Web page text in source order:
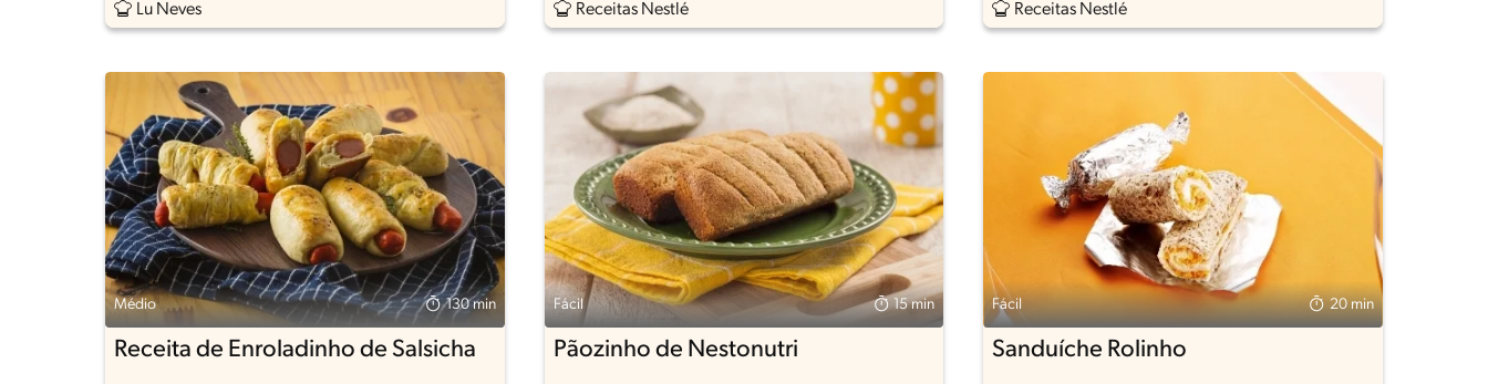
Lu Neves Receitas Nestlé Receitas Nestlé
Médio 130 min
Receita de Enroladinho de Salsicha
Fácil 15 min
Pãozinho de Nestonutri
Fácil 20 min
Sanduíche Rolinho